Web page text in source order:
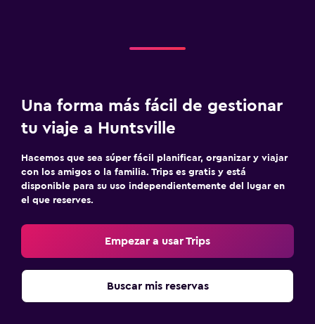
Una forma más fácil de gestionar
tu viaje a Huntsville
Hacemos que sea súper fácil planificar, organizar y viajar
con los amigos o la familia. Trips es gratis y está
disponible para su uso independientemente del lugar en
el que reserves.
Empezar a usar Trips
Buscar mis reservas